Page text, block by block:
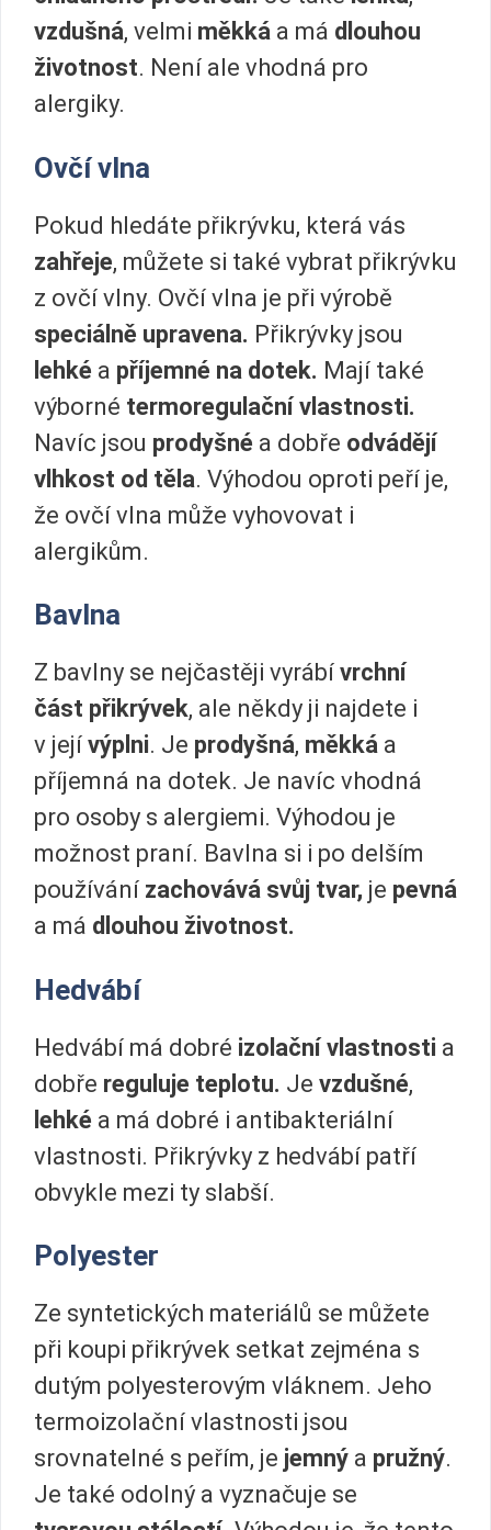
vzdušná, velmi měkká a má dlouhou
životnost. Není ale vhodná pro
alergiky.
Ovčí vlna
Pokud hledáte přikrývku, která vás
zahřeje, můžete si také vybrat přikrývku
z ovčí vlny. Ovčí vlna je při výrobě
speciálně upravena. Přikrývky jsou
lehké a příjemné na dotek. Mají také
výborné termoregulační vlastnosti.
Navíc jsou prodyšné a dobře odvádějí
vlhkost od těla. Výhodou oproti peří je,
že ovčí vlna může vyhovovat i
alergikům.
Bavlna
Z bavlny se nejčastěji vyrábí vrchní
část přikrývek, ale někdy ji najdete i
v její výplni. Je prodyšná, měkká a
příjemná na dotek. Je navíc vhodná
pro osoby s alergiemi. Výhodou je
možnost praní. Bavlna si i po delším
používání zachovává svůj tvar, je pevná
a má dlouhou životnost.
Hedvábí
Hedvábí má dobré izolační vlastnosti a
dobře reguluje teplotu. Je vzdušné,
lehké a má dobré i antibakteriální
vlastnosti. Přikrývky z hedvábí patří
obvykle mezi ty slabší.
Polyester
Ze syntetických materiálů se můžete
při koupi přikrývek setkat zejména s
dutým polyesterovým vláknem. Jeho
termoizolační vlastnosti jsou
srovnatelné s peřím, je jemný a pružný.
Je také odolný a vyznačuje se